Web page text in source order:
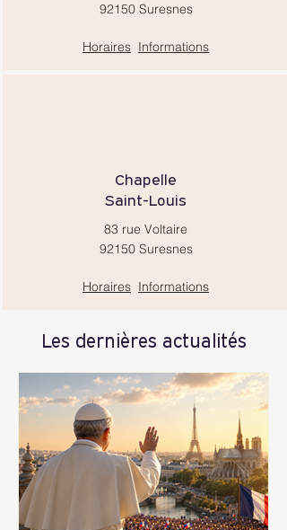
92150 Suresnes
Horaires Informations
Chapelle
Saint-Louis
83 rue Voltaire
92150 Suresnes
Horaires Informations
Les dernières actualités